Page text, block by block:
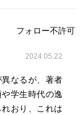
フォロー不許可
2024.05.22
なるが、著者
学生時代の逸
おり、これは